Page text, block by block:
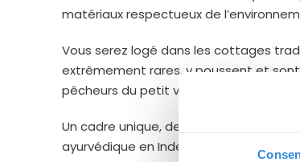
matériaux respectueux de
Vous serez logé dans les cottages
extrêmement rares, y poussent et sont
pêcheurs du petit village de Chowara
Un cadre unique, des impressions et
ayurvédique en Inde un voyage